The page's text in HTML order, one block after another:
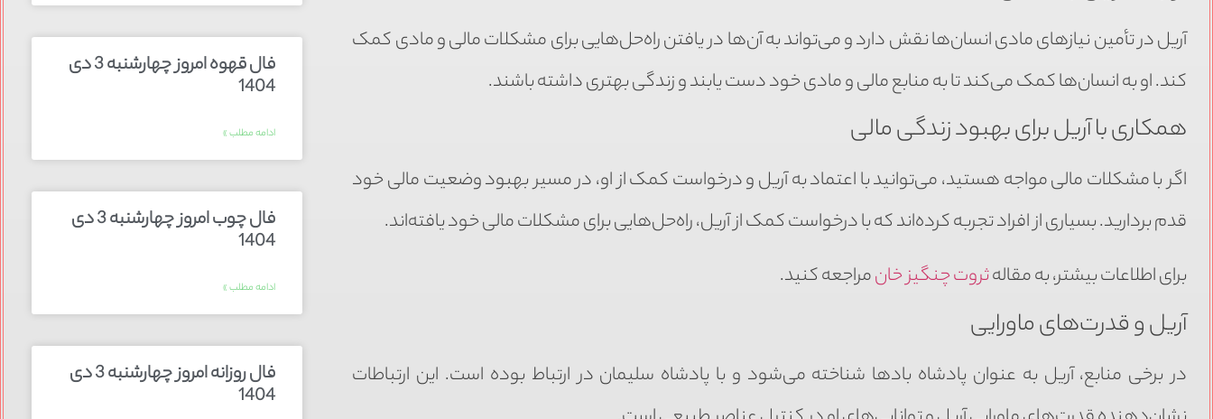
آریل در تأمین نیازهای مادی انسان‌ها نقش دارد و می‌تواند به آن‌ها در یافتن راه‌حل‌هایی برای مشکلات مالی و مادی کمک
کند. او به انسان‌ها کمک می‌کند تا به منابع مالی و مادی خود دست یابند و زندگی بهتری داشته باشند.
همکاری با آریل برای بهبود زندگی مالی
اگر با مشکلات مالی مواجه هستید، می‌توانید با اعتماد به آریل و درخواست کمک از او، در مسیر بهبود وضعیت مالی خود
قدم بردارید. بسیاری از افراد تجربه کرده‌اند که با درخواست کمک از آریل، راه‌حل‌هایی برای مشکلات مالی خود یافته‌اند.
برای اطلاعات بیشتر، به مقالهثروت چنگیز خانمراجعه کنید.
آریل و قدرت‌های ماورایی
در برخی منابع، آریل به عنوان پادشاه بادها شناخته می‌شود و با پادشاه سلیمان در ارتباط بوده است. این ارتباطات
فال قهوه امروز چهارشنبه 3 دی
1404
ادامه مطلب »
فال چوب امروز چهارشنبه 3 دی
1404
ادامه مطلب »
فال روزانه امروز چهارشنبه 3 دی
1404